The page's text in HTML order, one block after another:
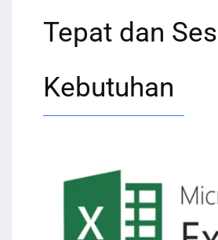
Tepat dan
Kebutuhan